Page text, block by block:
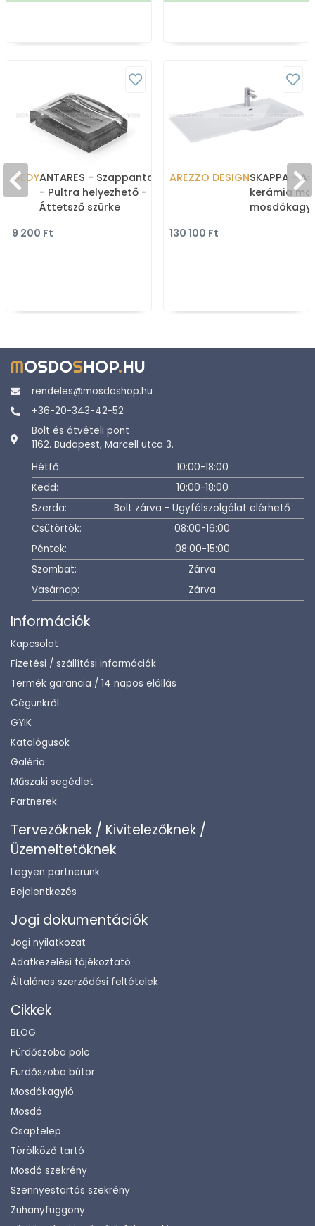
GEDYANTARES - Szappantartó
- Pultra helyezhető -
Áttetsző szürke
9 200 Ft
AREZZO DESIGNSKAPPA -
kerámia
130 100 Ft
MOSDOSHOP.HU
rendeles@mosdoshop.hu
+36-20-343-42-52
Bolt és átvételi pont
1162. Budapest, Marcell utca 3.
Hétfő:
10:00-18:00
Kedd:
10:00-18:00
Szerda:
Bolt zárva - Ügyfélszolgálat elérhető
Csütörtök:
08:00-16:00
Péntek:
08:00-15:00
Szombat:
Zárva
Vasárnap:
Zárva
Információk
Kapcsolat
Fizetési / szállítási információk
Termék garancia / 14 napos elállás
Cégünkről
GYIK
Katalógusok
Galéria
Műszaki segédlet
Partnerek
Tervezőknek / Kivitelezőknek /
Üzemeltetőknek
Legyen partnerünk
Bejelentkezés
Jogi dokumentációk
Jogi nyilatkozat
Adatkezelési tájékoztató
Általános szerződési feltételek
Cikkek
BLOG
Fürdőszoba polc
Fürdőszoba bútor
Mosdókagyló
Mosdó
Csaptelep
Törölköző tartó
Mosdó szekrény
Szennyestartós szekrény
Zuhanyfüggöny